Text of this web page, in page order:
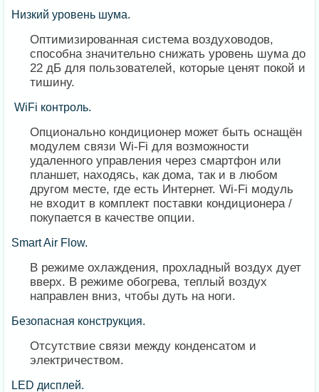
Низкий уровень шума.
Оптимизированная система воздуховодов,
способна значительно снижать уровень шума до
22 дБ для пользователей, которые ценят покой и
тишину.
WiFi контроль.
Опционально кондиционер может быть оснащён
модулем связи Wi-Fi для возможности
удаленного управления через смартфон или
планшет, находясь, как дома, так и в любом
другом месте, где есть Интернет. Wi-Fi модуль
не входит в комплект поставки кондиционера /
покупается в качестве опции.
Smart Air Flow.
В режиме охлаждения, прохладный воздух дует
вверх. В режиме обогрева, теплый воздух
направлен вниз, чтобы дуть на ноги.
Безопасная конструкция.
Отсутствие связи между конденсатом и
электричеством.
LED дисплей.